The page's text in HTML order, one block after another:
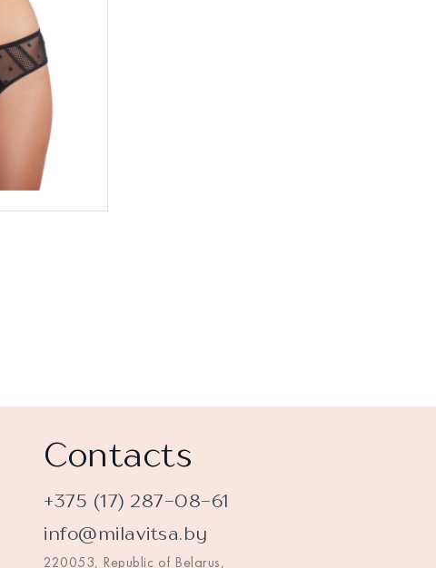
Contacts
+375 (17) 287-08-61
info@milavitsa.by
220053, Republic of Belarus,